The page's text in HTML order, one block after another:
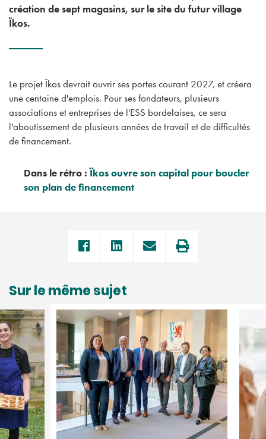
création de sept magasins, sur le site du futur village
Ïkos.
Le projet Ïkos devrait ouvrir ses portes courant 2027, et créera
une centaine d'emplois. Pour ses fondateurs, plusieurs
associations et entreprises de l'ESS bordelaises, ce sera
l'aboutissement de plusieurs années de travail et de difficultés
de financement.
Dans le rétro :Ïkos ouvre son capital pour boucler
son plan de financement
Sur le même sujet